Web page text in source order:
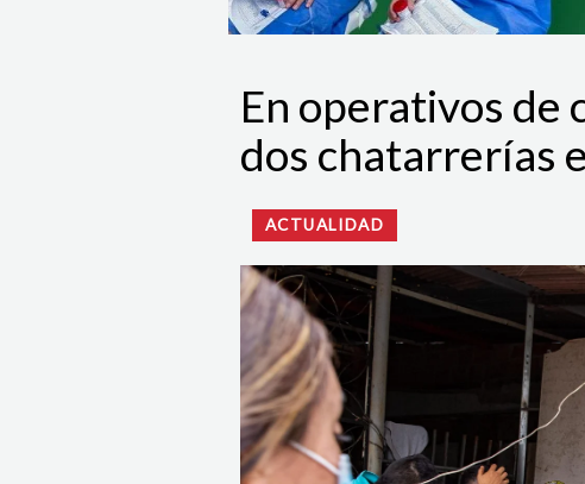
En operativos de
dos chatarrerías
ACTUALIDAD